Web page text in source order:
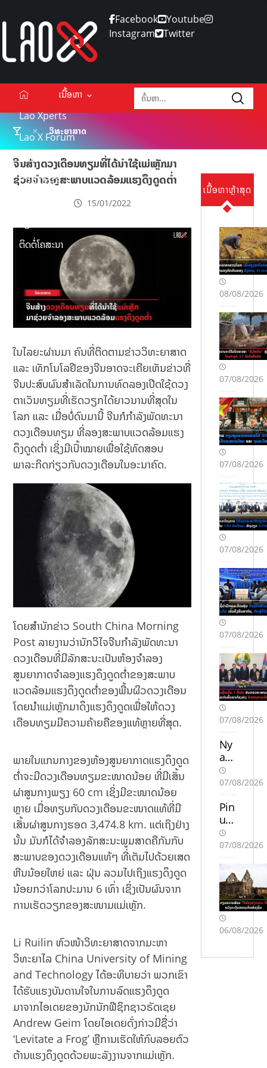
Facebook
Youtube
Instagram
Twitter
ເນື້ອຫາ
Lao Xperts
Lao X Forum
ວິດີໂອ
Podcasts
ຕິດຕໍ່ໂຄສະນາ
ວິທະຍາສາດ
ຈີນສ້າງດວງເດືອນທຽມທີ່ໄດ້ນຳໃຊ້ແມ່ເຫຼັກມາ
ຊ່ວຍຈຳລອງສະພາບແວດລ້ອມແຮງດຶງດູດຕໍ່າ
15/01/2022
ໃນໄລຍະຜ່ານມາ ຄົນທີ່ຕິດຕາມຂ່າວວິທະຍາສາດ
ແລະ ເທັກໂນໂລຢີຂອງຈີນອາດຈະເຄີຍເຫັນຂ່າວທີ່
ຈີນປະສົບຜົນສຳເລັດໃນການທົດລອງເປີດໃຊ້ດວງ
ຕາເວັນທຽມທີ່ເຮັດວຽກໄດ້ຍາວນານທີ່ສຸດໃນ
ໂລກ ແລະ ເມື່ອບໍ່ດົນມານີ້ ຈີນກໍກຳລັງພັດທະນາ
ດວງເດືອນທຽມ ທີ່ລອງສະພາບແວດລ້ອມແຮງ
ດຶງດູດຕໍ່າ ເຊິ່ງມີເປົ້າໝາຍເພື່ອໃຊ້ທົດສອບ
ພາລະກິດກ່ຽວກັບດວງເດືອນໃນອະນາຄົດ.
ໂດຍສຳນັກຂ່າວ South China Morning
Post ລາຍງານວ່ານັກວິໄຈຈີນກຳລັງພັດທະນາ
ດວງເດືອນທີ່ມີລັກສະນະເປັນຫ້ອງຈຳລອງ
ສູນຍາກາດຈຳລອງແຮງດຶງດູດຕ່ຳຂອງສະພາບ
ແວດລ້ອມແຮງດຶງດູດຕ່ຳຂອງພື້ນຜິວດວງເດືອນ
ໂດຍນຳແມ່ເຫຼັກມາດຶງແຮງດຶງດູດເພື່ອໃຫ້ດວງ
ເດືອນທຽມມີຄວາມຄ້າຍຄືຂອງແທ້ຫຼາຍທີ່ສຸດ.
ພາຍໃນແກນກາງຂອງຫ້ອງສູນຍາກາດແຮງດຶງດູດ
ຕ່ຳຈະມີດວງເດືອນທຽມຂະໜາດນ້ອຍ ທີ່ມີເສັ້ນ
ຜ່າສູນກາງພຽງ 60 cm ເຊິ່ງມີຂະໜາດນ້ອຍ
ຫຼາຍ ເມື່ອທຽບກັບດວງເດືອນຂະໜາດແທ້ທີ່ມີ
ເສັ້ນຜ່າສູນກາງຮອດ 3,474.8 km. ແຕ່ເຖິງຢ່າງ
ນັ້ນ ມັນກໍໄດ້ຈຳລອງລັກສະນະພູມສາດຄືກັນກັບ
ສະພາບຂອງດວງເດືອນແທ້ໆ ທີ່ເຕັມໄປດ້ວຍເສດ
ຫີນນ້ອຍໃຫຍ່ ແລະ ຝຸ່ນ ລວມໄປເຖິງແຮງດຶງດູດ
ນ້ອຍກວ່າໂລກປະມານ 6 ເທົ່າ ເຊິ່ງເປັນຜົນຈາກ
ການເຮັດວຽກຂອງສະໜາມແມ່ເຫຼັກ.
Li Ruilin ຫົວໜ້າວິທະຍາສາດຈາກມະຫາ
ວິທະຍາໄລ China University of Mining
and Technology ໄດ້ອະທິບາຍວ່າ ພວກເຂົາ
ໄດ້ຮັບແຮງບັນດານໃຈໃນການລົດແຮງດຶງດູດ
ມາຈາກໄອເດຍຂອງນັກນັກຟີຊິກຊາວຣັດເຊຍ
Andrew Geim ໂດຍໄອເດຍດັ່ງກ່າວມີຊື່ວ່າ
‘Levitate a Frog’ ຫຼືການເຮັດໃຫ້ກົບລອຍຕົວ
ຕ້ານແຮງດຶງດູດດ້ວຍພະລັງງານຈາກແມ່ເຫຼັກ.
ເນື້ອຫາຫຼ້າສຸດ
08/08/2026
07/08/2026
07/08/2026
07/08/2026
07/08/2026
07/08/2026
Ny
a
cas
ino
n
sve
ns
k
en
s
so
m
acc
ept
r
07/08/2026
Pin
up
Ca
sin
Oy
unl
arı:
Mo
stb
et
ilə
07/08/2026
06/08/2026